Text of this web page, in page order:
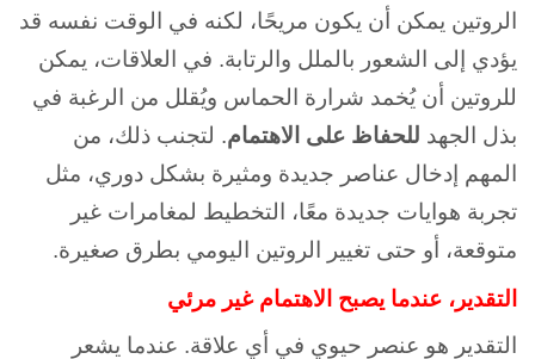
الروتين يمكن أن يكون مريحًا، لكنه في الوقت نفسه قد
يؤدي إلى الشعور بالملل والرتابة. في العلاقات، يمكن
للروتين أن يُخمد شرارة الحماس ويُقلل من الرغبة في
بذل الجهد للحفاظ على الاهتمام. لتجنب ذلك، من
المهم إدخال عناصر جديدة ومثيرة بشكل دوري، مثل
تجربة هوايات جديدة معًا، التخطيط لمغامرات غير
متوقعة، أو حتى تغيير الروتين اليومي بطرق صغيرة.
التقدير، عندما يصبح الاهتمام غير مرئي
التقدير هو عنصر حيوي في أي علاقة. عندما يشعر